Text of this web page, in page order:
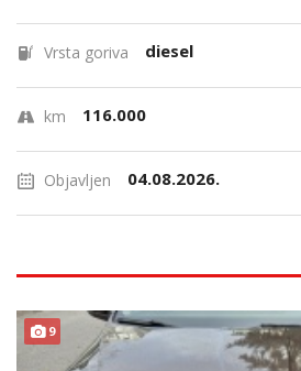
Vrsta goriva diesel
km 116.000
Objavljen 04.08.2026.
9